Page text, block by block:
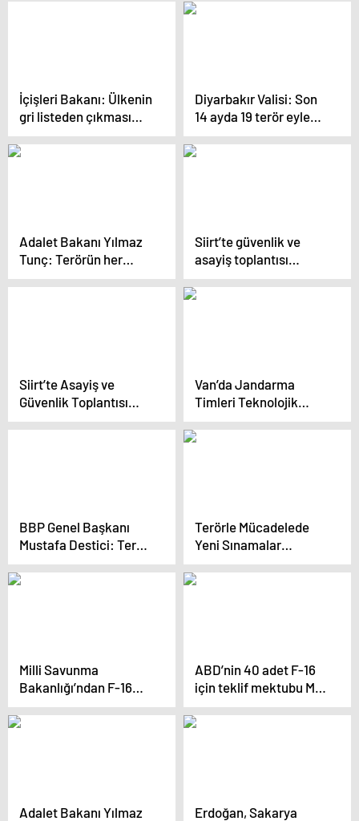
bin 881 operasyon
İçişleri Bakanı: Ülkenin
gri listeden çıkması
büyük önem taşıyor
Diyarbakır Valisi: Son
14 ayda 19 terör eylemi
engellendi
Adalet Bakanı Yılmaz
Tunç: Terörün her
türlüsünün kökünü
Siirt’te güvenlik ve
asayiş toplantısı
gerçekleştirildi
Siirt’te Asayiş ve
Güvenlik Toplantısı
Yapıldı
Van’da Jandarma
Timleri Teknolojik
İmkanlarla Huzur ve
Güvenliği Sağlıyor
BBP Genel Başkanı
Mustafa Destici: Terör
örgütleriyle iş
yapılamaz
Terörle Mücadelede
Yeni Sınamalar
Panelinde Diplomasi ve
Uluslararası
Milli Savunma
Bakanlığı’ndan F-16
Tedarik ve
Modernizasyonu
ABD’nin 40 adet F-16
için teklif mektubu Milli
Savunma Bakanlığı’na
ulaştı
Adalet Bakanı Yılmaz
Erdoğan, Sakarya